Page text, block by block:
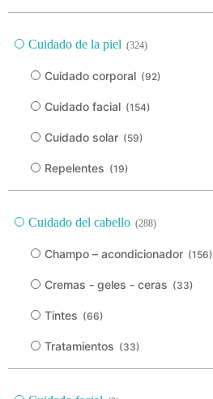
Cuidado de la piel (324)
Cuidado corporal (92)
Cuidado facial (154)
Cuidado solar (59)
Repelentes (19)
Cuidado del cabello (288)
Champo – acondicionador (156)
Cremas - geles - ceras (33)
Tintes (66)
Tratamientos (33)